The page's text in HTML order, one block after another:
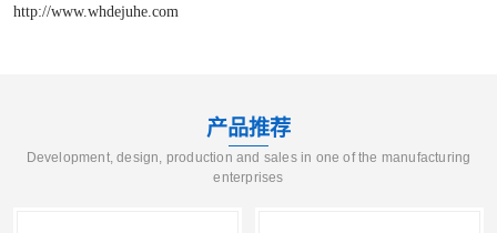
http://www.whdejuhe.com
产品推荐
Development, design, production and sales in one of the manufacturing
enterprises